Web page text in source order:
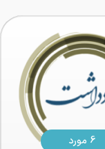
6 مورد